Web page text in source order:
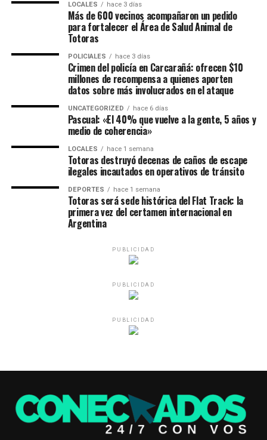
LOCALES hace 3 días
Más de 600 vecinos acompañaron un pedido
para fortalecer el Área de Salud Animal de
Totoras
POLICIALES hace 3 días
Crimen del policía en Carcarañá: ofrecen $10
millones de recompensa a quienes aporten
datos sobre más involucrados en el ataque
UNCATEGORIZED hace 6 días
Pascual: «El 40% que vuelve a la gente, 5 años y
medio de coherencia»
LOCALES hace 1 semana
Totoras destruyó decenas de caños de escape
ilegales incautados en operativos de tránsito
DEPORTES hace 1 semana
Totoras será sede histórica del Flat Track: la
primera vez del certamen internacional en
Argentina
PUBLICIDAD
PUBLICIDAD
PUBLICIDAD